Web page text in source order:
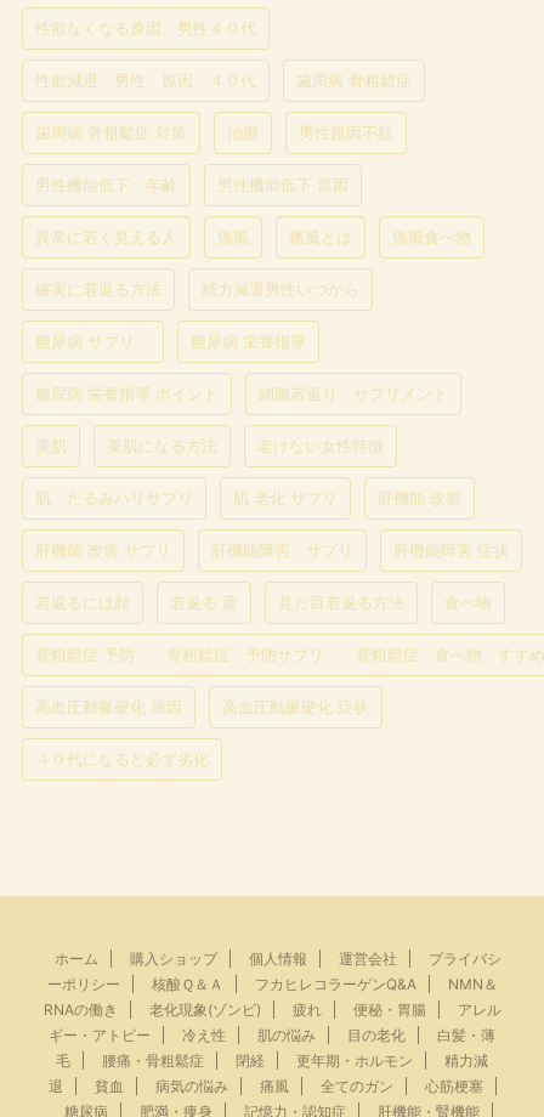
性欲なくなる原因 男性４０代
性欲減退 男性 原因 ４０代 歯周病 骨粗鬆症
歯周病 骨粗鬆症 対策 治療 男性原因不妊
男性機能低下 年齢 男性機能低下 原因
異常に若く見える人 痛風 痛風とは 痛風食べ物
確実に若返る方法 精力減退男性いつから
糖尿病 サプリ、 糖尿病 栄養指導
糖尿病 栄養指導 ポイント 細胞若返り サプリメント
美肌 美肌になる方法 老けない女性特徴
肌 たるみハリサプリ 肌 老化 サプリ 肝機能 改善
肝機能 改善 サプリ 肝機能障害 サプリ 肝機能障害 症状
若返るには顔 若返る 薬 見た目若返る方法 食べ物
骨粗鬆症 予防、 骨粗鬆症 予防サプリ、 骨粗鬆症 食べ物 すすめ
高血圧動脈硬化 原因 高血圧動脈硬化 症状
４０代になると必ず劣化
ホーム 購入ショップ 個人情報 運営会社
プライバシ
ーポリシー
核酸Ｑ＆Ａ フカヒレコラーゲンQ&A
NMN＆
RNAの働き
老化現象(ゾンビ) 疲れ 便秘・胃腸
アレル
ギー・アトピー
冷え性 肌の悩み 目の老化
白髪・薄
毛
腰痛・骨粗鬆症 閉経 更年期・ホルモン
精力減
退
貧血 病気の悩み 痛風 全てのガン
心筋梗塞
糖尿病
肥満・痩身 記憶力・認知症 肝機能・腎機能